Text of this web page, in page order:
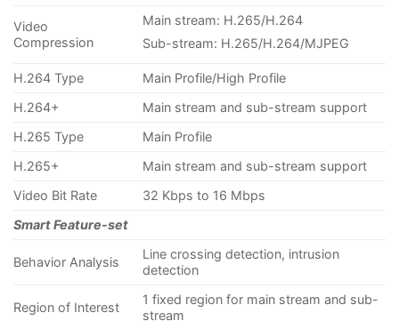
Video
Compression
Main stream: H.265/H.264
Sub-stream: H.265/H.264/MJPEG
H.264 Type
Main Profile/High Profile
H.264+
Main stream and sub-stream support
H.265 Type
Main Profile
H.265+
Main stream and sub-stream support
Video Bit Rate
32 Kbps to 16 Mbps
Smart Feature-set
Behavior Analysis
Line crossing detection, intrusion
detection
Region of Interest
1 fixed region for main stream and sub-
stream